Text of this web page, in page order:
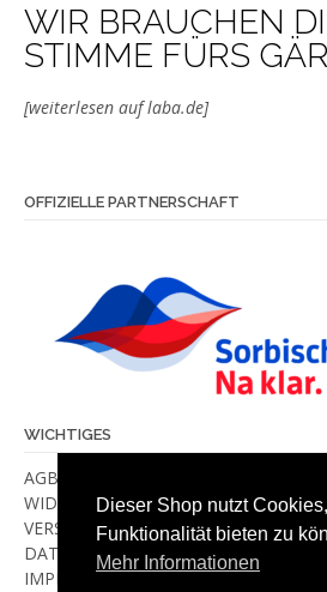
WIR BRAUCHEN
STIMME FÜRS
[weiterlesen auf laba.de]
OFFIZIELLE PARTNERSCHAFT
WICHTIGES
AGB
WIDERRUF
VERSANDKOSTEN & -METHODEN
DATENSCHUTZ
IMPRESSUM
Dieser Shop nutzt
Funktionalität bieten zu
Mehr Informationen